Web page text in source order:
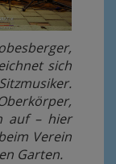
sich
auf – hier
Verein
Garten.